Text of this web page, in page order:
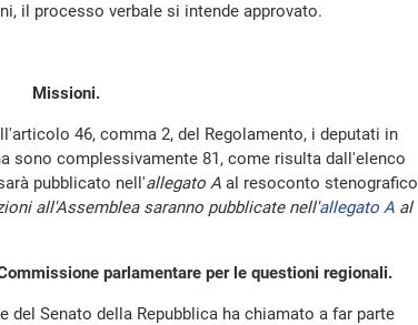
il processo verbale si intende approvato.
Missioni.
46, comma 2, del Regolamento, i deputati in
sono complessivamente 81, come risulta dall'elenco
pubblicato nell'allegato A al resoconto stenografico
all'Assemblea saranno pubblicate nell'allegato A al
parlamentare per le questioni regionali.
del Senato della Repubblica ha chiamato a far parte